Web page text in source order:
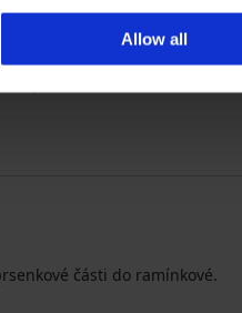
Allow all
4x
části do ramínkové.